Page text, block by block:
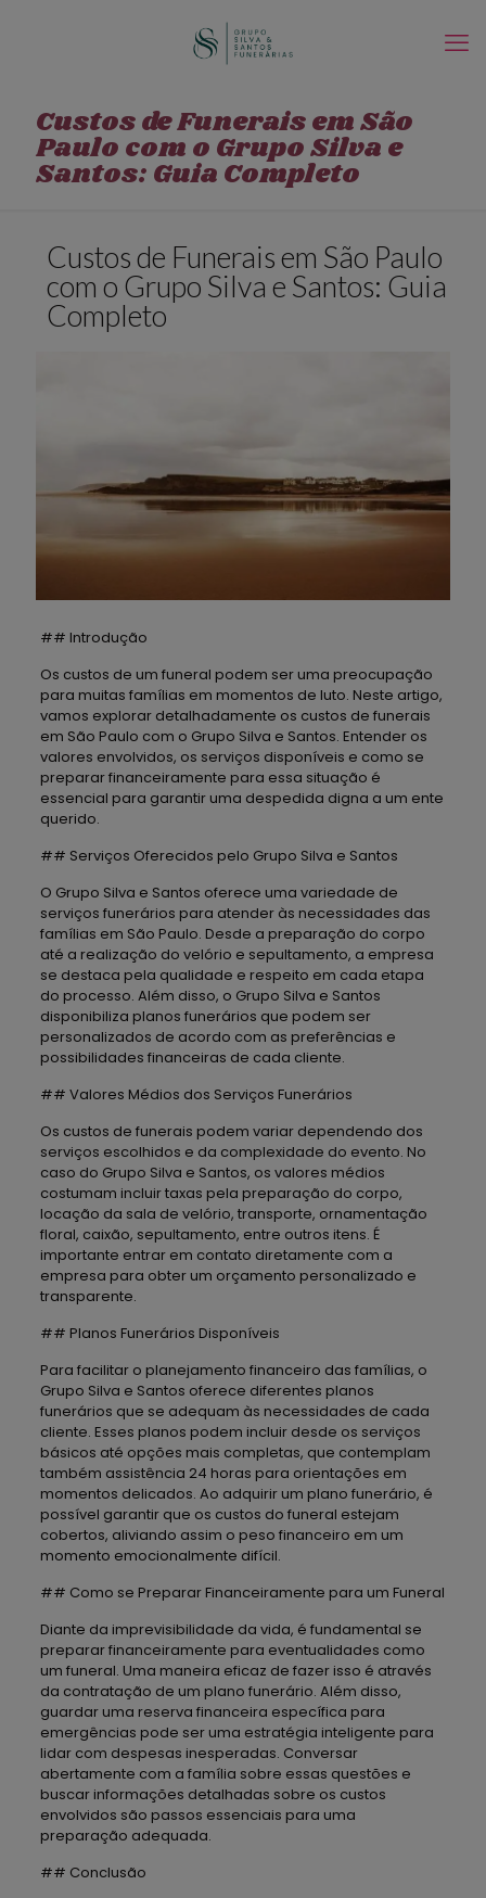
Custos de Funerais em São
Paulo com o Grupo Silva e
Santos: Guia Completo
Custos de Funerais em São Paulo
com o Grupo Silva e Santos: Guia
Completo
## Introdução
Os custos de um funeral podem ser uma preocupação
para muitas famílias em momentos de luto. Neste artigo,
vamos explorar detalhadamente os custos de funerais
em São Paulo com o Grupo Silva e Santos. Entender os
valores envolvidos, os serviços disponíveis e como se
preparar financeiramente para essa situação é
essencial para garantir uma despedida digna a um ente
querido.
## Serviços Oferecidos pelo Grupo Silva e Santos
O Grupo Silva e Santos oferece uma variedade de
serviços funerários para atender às necessidades das
famílias em São Paulo. Desde a preparação do corpo
até a realização do velório e sepultamento, a empresa
se destaca pela qualidade e respeito em cada etapa
do processo. Além disso, o Grupo Silva e Santos
disponibiliza planos funerários que podem ser
personalizados de acordo com as preferências e
possibilidades financeiras de cada cliente.
## Valores Médios dos Serviços Funerários
Os custos de funerais podem variar dependendo dos
serviços escolhidos e da complexidade do evento. No
caso do Grupo Silva e Santos, os valores médios
costumam incluir taxas pela preparação do corpo,
locação da sala de velório, transporte, ornamentação
floral, caixão, sepultamento, entre outros itens. É
importante entrar em contato diretamente com a
empresa para obter um orçamento personalizado e
transparente.
## Planos Funerários Disponíveis
Para facilitar o planejamento financeiro das famílias, o
Grupo Silva e Santos oferece diferentes planos
funerários que se adequam às necessidades de cada
cliente. Esses planos podem incluir desde os serviços
básicos até opções mais completas, que contemplam
também assistência 24 horas para orientações em
momentos delicados. Ao adquirir um plano funerário, é
possível garantir que os custos do funeral estejam
cobertos, aliviando assim o peso financeiro em um
momento emocionalmente difícil.
## Como se Preparar Financeiramente para um Funeral
Diante da imprevisibilidade da vida, é fundamental se
preparar financeiramente para eventualidades como
um funeral. Uma maneira eficaz de fazer isso é através
da contratação de um plano funerário. Além disso,
guardar uma reserva financeira específica para
emergências pode ser uma estratégia inteligente para
lidar com despesas inesperadas. Conversar
abertamente com a família sobre essas questões e
buscar informações detalhadas sobre os custos
envolvidos são passos essenciais para uma
preparação adequada.
## Conclusão